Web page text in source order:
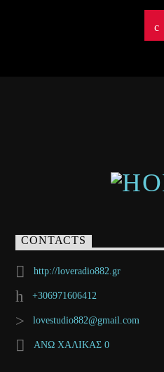
CONTACTS
http://loveradio882.gr
+306971606412
lovestudio882@gmail.com
ΑΝΩ ΧΑΛΙΚΑΣ 0